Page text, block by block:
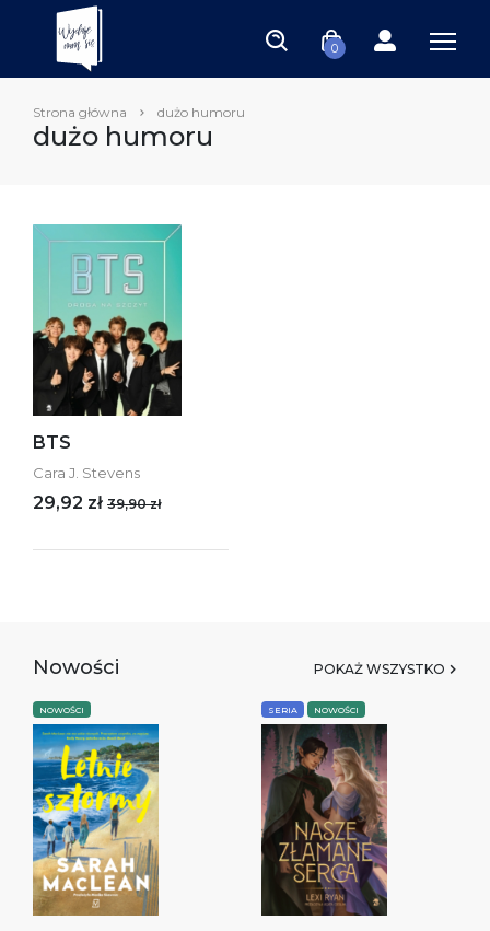
0
Strona główna dużo humoru
dużo humoru
BTS
Cara J. Stevens
29,92 zł 39,90 zł
Nowości POKAŻ WSZYSTKO
NOWOŚCI SERIA NOWOŚCI